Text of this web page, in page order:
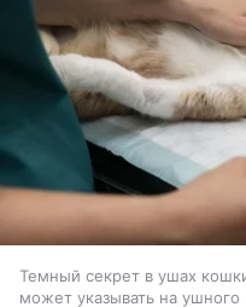
Темный секрет в ушах
может указывать на